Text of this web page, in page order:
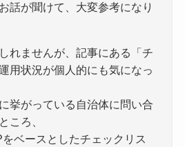
話が聞けて、大変参考になり
れませんが、記事にある「チ
用状況が個人的にも気になっ
挙がっている自治体に問い合
ころ、
ベースとしたチェックリス